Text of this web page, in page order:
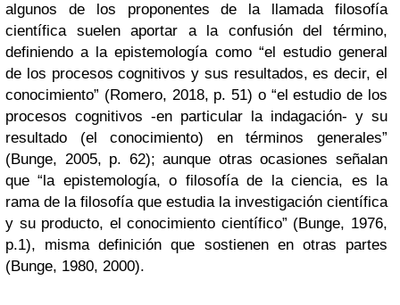
algunos de los proponentes de la llamada filosofía
científica suelen aportar a la confusión del término,
definiendo a la epistemología como “el estudio general
de los procesos cognitivos y sus resultados, es decir, el
conocimiento” (Romero, 2018, p. 51) o “el estudio de los
procesos cognitivos -en particular la indagación- y su
resultado (el conocimiento) en términos generales”
(Bunge, 2005, p. 62); aunque otras ocasiones señalan
que “la epistemología, o filosofía de la ciencia, es la
rama de la filosofía que estudia la investigación científica
y su producto, el conocimiento científico” (Bunge, 1976,
p.1), misma definición que sostienen en otras partes
(Bunge, 1980, 2000).